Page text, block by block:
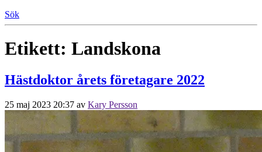
Sök
Etikett: Landskona
Hästdoktor årets företagare 2022
25 maj 2023 20:37 av Kary Persson